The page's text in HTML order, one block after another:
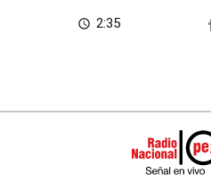
access_time 2:35